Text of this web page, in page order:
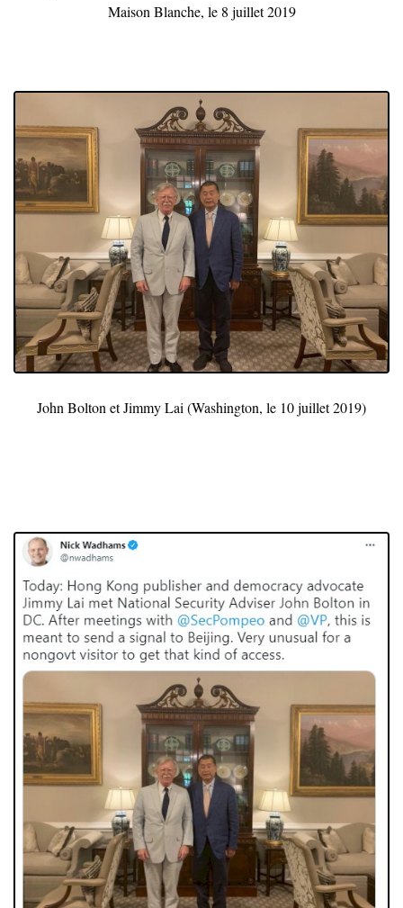
Maison Blanche, le 8 juillet 2019
John Bolton et Jimmy Lai (Washington, le 10 juillet 2019)